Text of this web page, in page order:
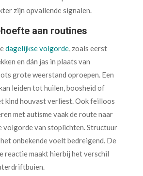
zijn opvallende signalen.
aan routines
dagelijkse volgorde, zoals eerst
en dán jas in plaats van
grote weerstand oproepen. Een
leiden tot huilen, boosheid of
kind houvast verliest. Ook feilloos
met autisme vaak de route naar
volgorde van stoplichten. Structuur
onbekende voelt bedreigend. De
reactie maakt hierbij het verschil